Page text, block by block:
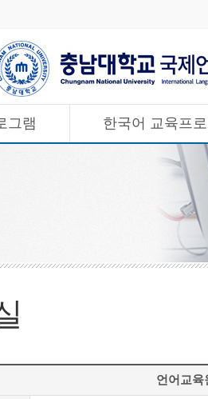
그램 한국어 교육프
언어교육